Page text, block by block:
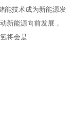
能技术成为新能源发
新能源向前发展，
将会是